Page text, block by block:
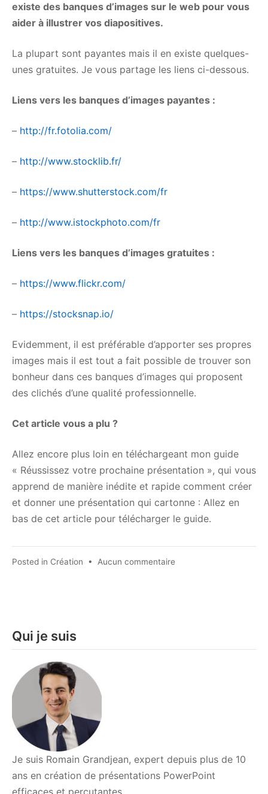
existe des banques d’images sur le web pour vous
aider à illustrer vos diapositives.
La plupart sont payantes mais il en existe quelques-
unes gratuites. Je vous partage les liens ci-dessous.
Liens vers les banques d’images payantes :
– http://fr.fotolia.com/
– http://www.stocklib.fr/
– https://www.shutterstock.com/fr
– http://www.istockphoto.com/fr
Liens vers les banques d’images gratuites :
– https://www.flickr.com/
– https://stocksnap.io/
Evidemment, il est préférable d’apporter ses propres
images mais il est tout a fait possible de trouver son
bonheur dans ces banques d’images qui proposent
des clichés d’une qualité professionnelle.
Cet article vous a plu ?
Allez encore plus loin en téléchargeant mon guide
« Réussissez votre prochaine présentation », qui vous
apprend de manière inédite et rapide comment créer
et donner une présentation qui cartonne : Allez en
bas de cet article pour télécharger le guide.
Posted in Création • Aucun commentaire
Qui je suis
Je suis Romain Grandjean, expert depuis plus de 10
ans en création de présentations PowerPoint